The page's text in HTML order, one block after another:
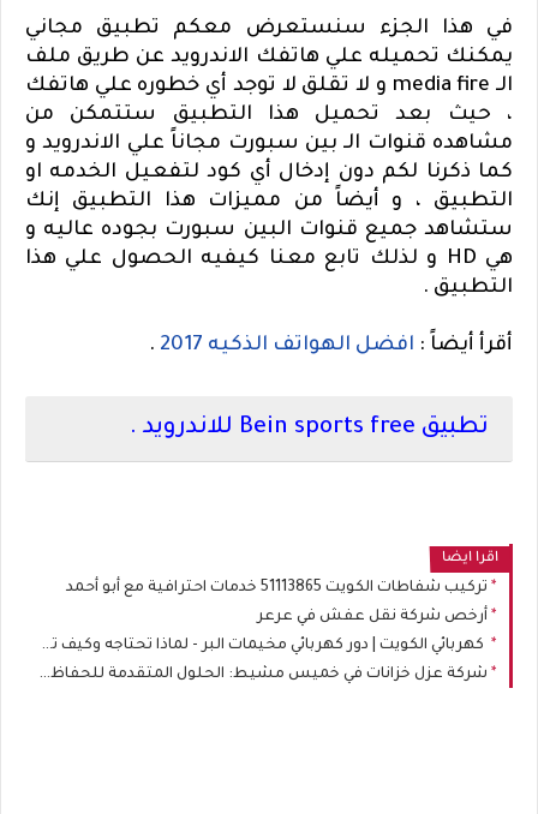
في هذا الجزء سنستعرض معكم تطبيق مجاني
يمكنك تحميله علي هاتفك الاندرويد عن طريق ملف
الـ media fire و لا تقلق لا توجد أي خطوره علي هاتفك
، حيث بعد تحميل هذا التطبيق ستتمكن من
مشاهده قنوات الـ بين سبورت مجاناً علي الاندرويد و
كما ذكرنا لكم دون إدخال أي كود لتفعيل الخدمه او
التطبيق ، و أيضاً من مميزات هذا التطبيق إنك
ستشاهد جميع قنوات البين سبورت بجوده عاليه و
هي HD و لذلك تابع معنا كيفيه الحصول علي هذا
التطبيق .
أقرأ أيضاً : افضل الهواتف الذكيه 2017 .
تطبيق Bein sports free للاندرويد .
اقرا ايضا
تركيب شفاطات الكويت 51113865 خدمات احترافية مع أبو أحمد
أرخص شركة نقل عفش في عرعر
كهربائي الكويت | دور كهربائي مخيمات البر - لماذا تحتاجه وكيف تختاره؟
شركة عزل خزانات في خميس مشيط: الحلول المتقدمة للحفاظ على جودة المياه وصحة الأسرة